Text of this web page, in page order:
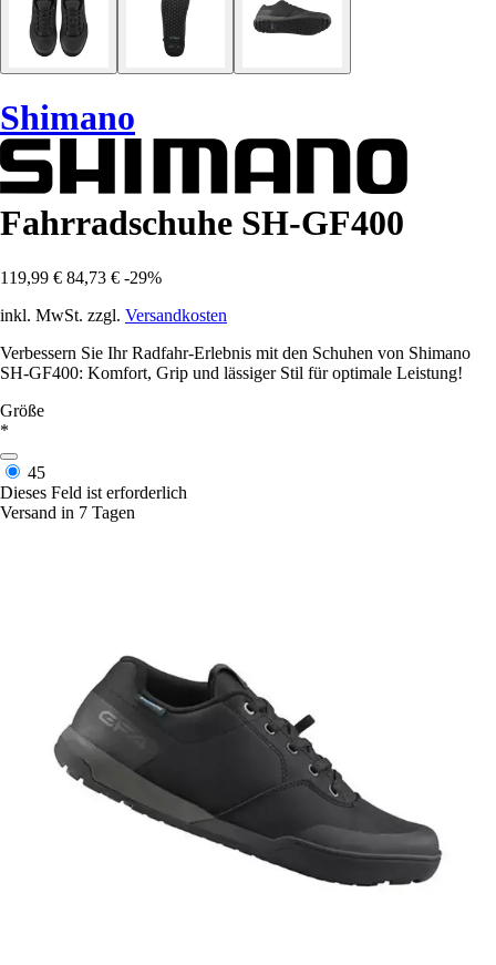
Shimano
Fahrradschuhe SH-GF400
119,99 € 84,73 € -29%
inkl. MwSt. zzgl. Versandkosten
Verbessern Sie Ihr Radfahr-Erlebnis mit den Schuhen von Shimano
SH-GF400: Komfort, Grip und lässiger Stil für optimale Leistung!
Größe
*
45
Dieses Feld ist erforderlich
Versand in 7 Tagen